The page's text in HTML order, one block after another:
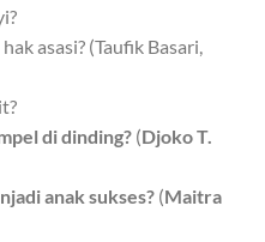
asasi? (Taufik Basari,
di dinding? (Djoko T.
anak sukses? (Maitra